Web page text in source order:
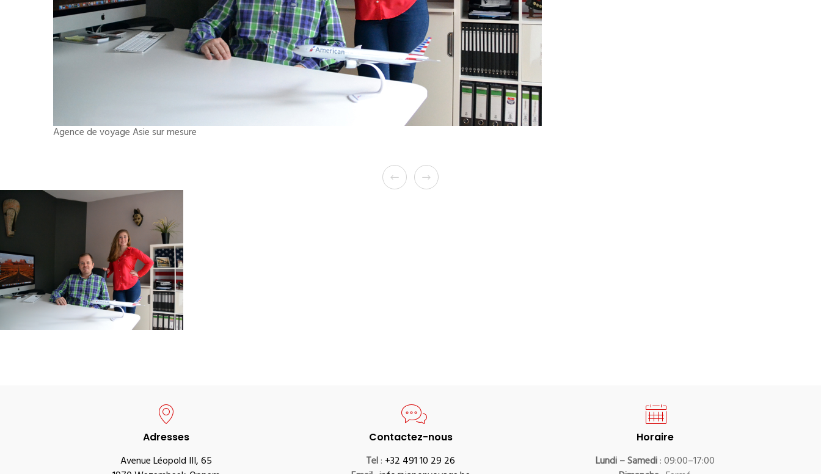
Agence de voyage Asie sur mesure
Adresses
Avenue Léopold III, 65
Contactez-nous
Tel: +32 491 10 29 26
Horaire
Lundi – Samedi: 09:00–17:00